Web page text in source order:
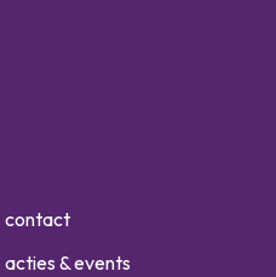
acties & events
contact